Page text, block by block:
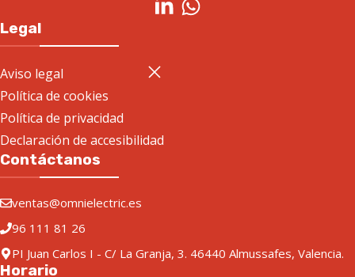
Legal
Aviso legal
Política de cookies
Política de privacidad
Declaración de accesibilidad
Contáctanos
ventas@omnielectric.es
96 111 81 26
PI Juan Carlos I - C/ La Granja, 3. 46440 Almussafes, Valencia.
Horario